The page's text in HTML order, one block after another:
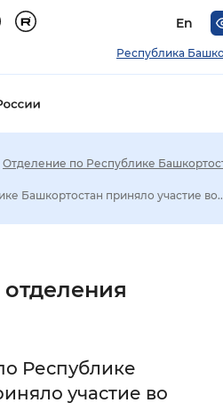
En
Республика
отображения
Увеличенный
Отделение по Республике
Башкортостан приняло участие
Республике
участие во